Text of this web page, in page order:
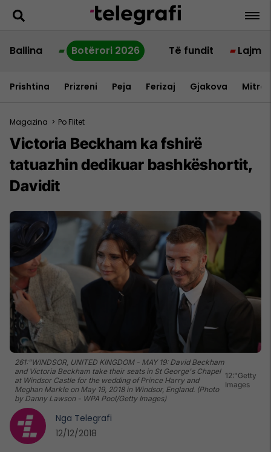
Ballina Botërori 2026 Të fundit Lajme
Prishtina Prizreni Peja Ferizaj Gjakova
Magazina > Po Flitet
Victoria Beckham ka fshirë
tatuazhin dedikuar bashkëshortit,
Davidit
261:"WINDSOR, UNITED KINGDOM - MAY 19: David Beckham
and Victoria Beckham take their seats in St George's Chapel
at Windsor Castle for the wedding of Prince Harry and
Meghan Markle on May 19, 2018 in Windsor, England. (Photo
by Danny Lawson - WPA Pool/Getty Images)
12:"Getty
Images
Nga Telegrafi
12/12/2018